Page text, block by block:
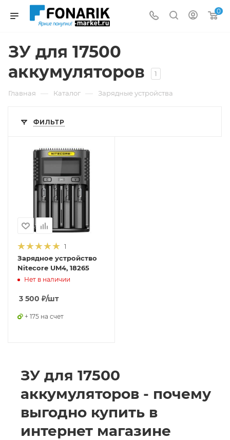
0
ЗУ для 17500
аккумуляторов
1
Главная — Каталог — Зарядные устройства
ФИЛЬТР
1
Зарядное устройство
Nitecore UM4, 18265
Нет в наличии
3 500 ₽/шт
+ 175 на счет
ЗУ для 17500
аккумуляторов - почему
выгодно купить в
интернет магазине